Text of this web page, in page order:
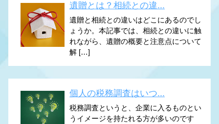
遺贈とは？相続との違...
遺贈と相続との違いはどこにあるのでし
ょうか。本記事では、相続との違いに触
れながら、遺贈の概要と注意点について
解 […]
個人の税務調査はいつ...
税務調査というと、企業に入るものとい
うイメージを持たれる方が多いのです